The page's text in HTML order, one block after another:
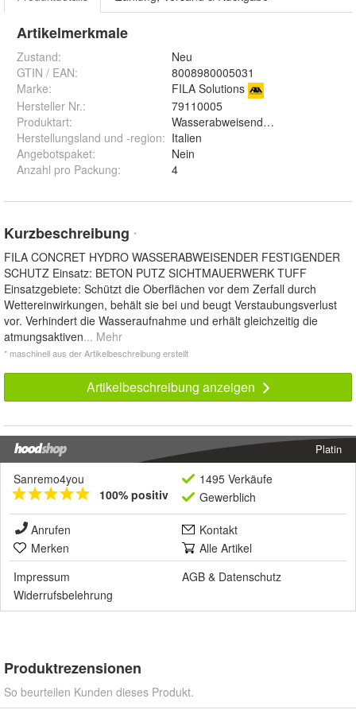
Artikelmerkmale
Zustand:
Neu
GTIN / EAN:
8008980005031
Marke:
FILA Solutions
Hersteller Nr.:
79110005
Produktart:
Wasserabweisender Schutz
Herstellungsland und -region: Italien
Angebotspaket:
Nein
Anzahl pro Packung: 4
Kurzbeschreibung *
FILA CONCRET HYDRO WASSERABWEISENDER FESTIGENDER
SCHUTZ Einsatz: BETON PUTZ SICHTMAUERWERK TUFF
Einsatzgebiete: Schützt die Oberflächen vor dem Zerfall durch
Wettereinwirkungen, behält sie bei und beugt Verstaubungsverlust
vor. Verhindert die Wasseraufnahme und erhält gleichzeitig die
atmungsaktiven... Mehr
* maschinell aus der Artikelbeschreibung erstellt
Artikelbeschreibung anzeigen
Platin
Sanremo4you
100% positiv
1495 Verkäufe
Gewerblich
Anrufen
Kontakt
Merken
Alle Artikel
Impressum
AGB & Datenschutz
Widerrufsbelehrung
Produktrezensionen
So beurteilen Kunden dieses Produkt.